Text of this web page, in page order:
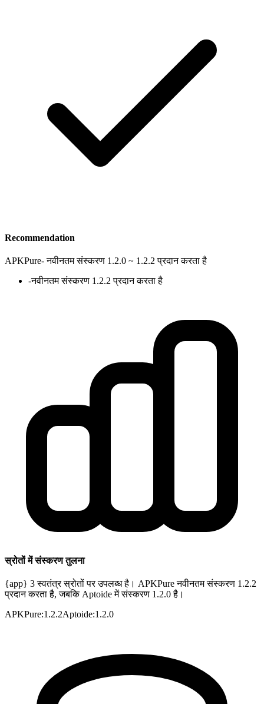
Recommendation
APKPure-नवीनतम संस्करण 1.2.0 ~ 1.2.2 प्रदान करता है
-नवीनतम संस्करण 1.2.2 प्रदान करता है
स्रोतों में संस्करण तुलना
{app} 3 स्वतंत्र स्रोतों पर उपलब्ध है। APKPure नवीनतम संस्करण 1.2.2
प्रदान करता है, जबकि Aptoide में संस्करण 1.2.0 है।
APKPure:1.2.2Aptoide:1.2.0